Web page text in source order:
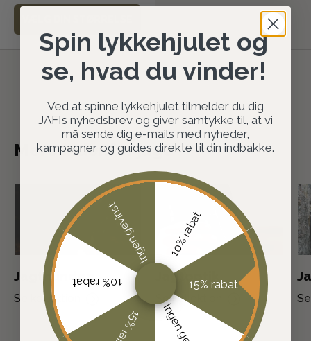
Mere indenfor jagt
Jagthunden
Se kollektion
Jagtoptik
Se kollektion
Spin lykkehjulet og
se, hvad du vinder!
Ved at spinne lykkehjulet tilmelder du dig
JAFIs nyhedsbrev og giver samtykke til, at vi
må sende dig e-mails med nyheder,
kampagner og guides direkte til din indbakke.
10% rabat
15% rabat
10% rabat
Ingen gevinst